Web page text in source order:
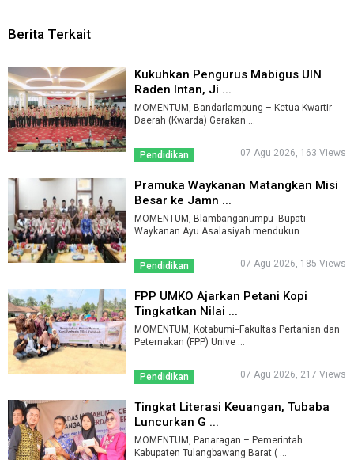
Berita Terkait
Kukuhkan Pengurus Mabigus UIN
Raden Intan, Ji ...
MOMENTUM, Bandarlampung – Ketua Kwartir
Daerah (Kwarda) Gerakan ...
Pendidikan 07 Agu 2026, 163 Views
Pramuka Waykanan Matangkan Misi
Besar ke Jamn ...
MOMENTUM, Blambanganumpu--Bupati
Waykanan Ayu Asalasiyah mendukun ...
Pendidikan 07 Agu 2026, 185 Views
FPP UMKO Ajarkan Petani Kopi
Tingkatkan Nilai ...
MOMENTUM, Kotabumi--Fakultas Pertanian dan
Peternakan (FPP) Unive ...
Pendidikan 07 Agu 2026, 217 Views
Tingkat Literasi Keuangan, Tubaba
Luncurkan G ...
MOMENTUM, Panaragan – Pemerintah
Kabupaten Tulangbawang Barat ( ...